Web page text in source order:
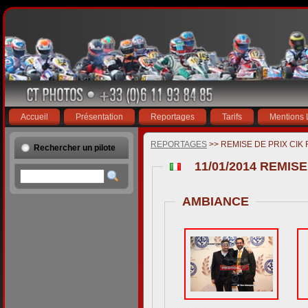
Accueil Présentation Reportages Tarifs Mentions
Rechercher un pilote REPORTAGES >> REMISE DE PRIX CIK
11/01/2014
AMBIANCE